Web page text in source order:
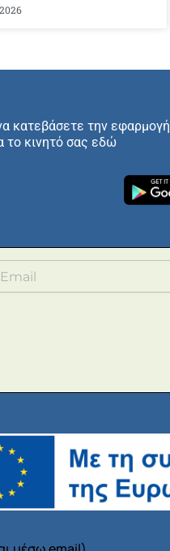
κατεβάσετε την εφαρμογή
το κινητό σας εδώ